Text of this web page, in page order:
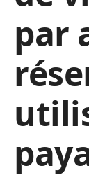
par